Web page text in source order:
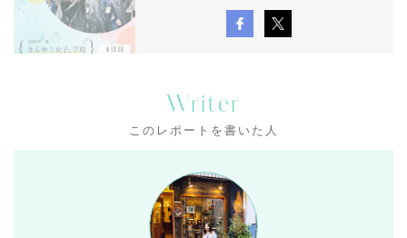
Writer
このレポートを書いた人